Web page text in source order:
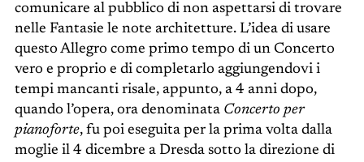
comunicare al pubblico di non aspettarsi di trovare
nelle Fantasie le note architetture. L’idea di usare
questo Allegro come primo tempo di un Concerto
vero e proprio e di completarlo aggiungendovi i
tempi mancanti risale, appunto, a 4 anni dopo,
quando l’opera, ora denominata Concerto per
pianoforte, fu poi eseguita per la prima volta dalla
moglie il 4 dicembre a Dresda sotto la direzione di